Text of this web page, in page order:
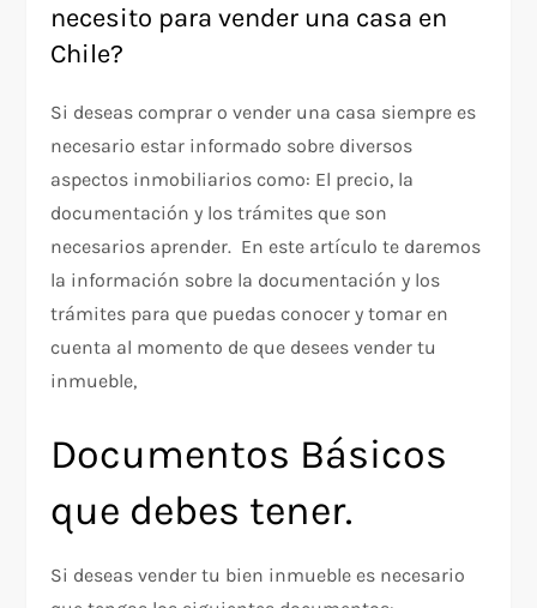
necesito para vender una casa en
Chile?
Si deseas comprar o vender una casa siempre es
necesario estar informado sobre diversos
aspectos inmobiliarios como: El precio, la
documentación y los trámites que son
necesarios aprender. En este artículo te daremos
la información sobre la documentación y los
trámites para que puedas conocer y tomar en
cuenta al momento de que desees vender tu
inmueble,
Documentos Básicos
que debes tener.
Si deseas vender tu bien inmueble es necesario